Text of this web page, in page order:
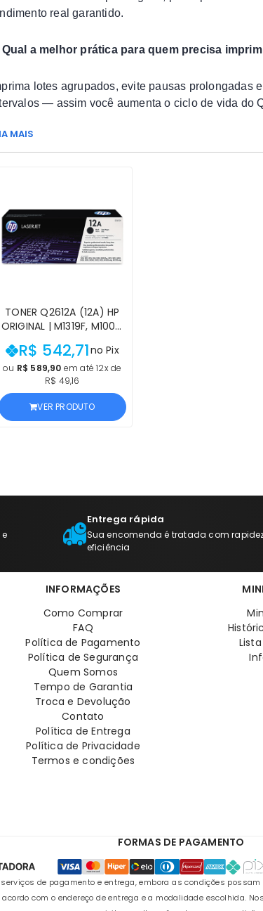
real garantido.
Qual a melhor prática para quem precisa
lotes agrupados, evite pausas prolongadas
— assim você aumenta o ciclo de vida do
MAIS
TONER Q2612A (12A) HP
ORIGINAL | M1319F, M1005,
3020, 3015, 1022N, 1020,
1018, 1015, 1012, 1010 |
PRODUTO OFICIAL HP
COM NF
R$ 542,71no Pix
ou R$ 589,90 em até 12x de
R$ 49,16
VER PRODUTO
Entrega rápida
Sua encomenda é tratada com
eficiência
INFORMAÇÕES
Como Comprar
FAQ
Política de Pagamento
Política de Segurança
Quem Somos
Tempo de Garantia
Troca e Devolução
Contato
Política de Entrega
Política de Privacidade
Termos e condições
FORMAS DE PAGAMENTO
de pagamento e entrega, embora as condições
com o endereço de entrega e a modalidade escolhida.